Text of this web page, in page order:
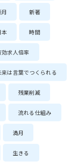
新著
本 時間
効求人倍率
来は言葉でつくられる
残業削減
流れる仕組み
満月
生きる